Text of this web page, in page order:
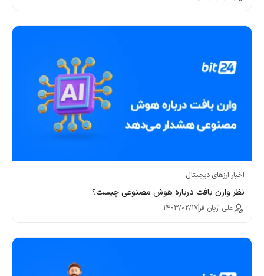
اخبار ارزهای دیجیتال
نظر وارن بافت درباره هوش مصنوعی چیست؟
علی آریان فر1403/02/17